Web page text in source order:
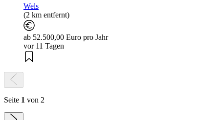
Wels
(2 km entfernt)
ab 52.500,00 Euro pro Jahr
vor 11 Tagen
Seite 1 von 2